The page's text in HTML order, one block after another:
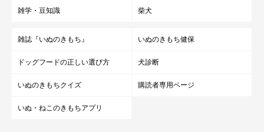
雑学・豆知識 柴犬
雑誌『いぬのきもち』 いぬのきもち健保
ドッグフードの正しい選び方 犬診断
いぬのきもちクイズ 購読者専用ページ
いぬ・ねこのきもちアプリ